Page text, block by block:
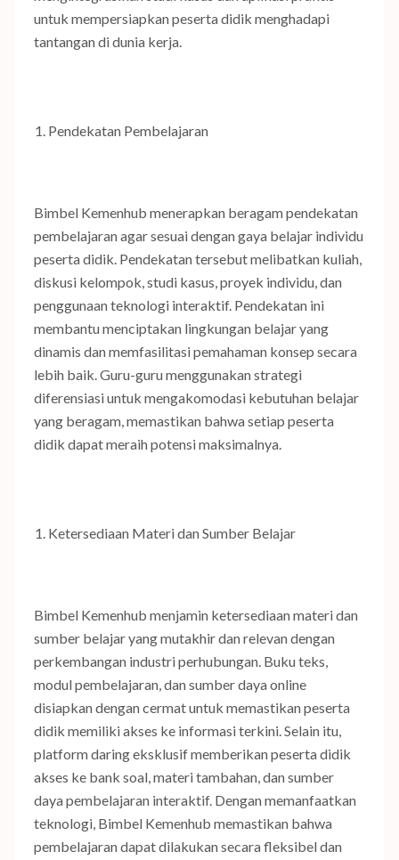
untuk mempersiapkan peserta didik menghadapi
tantangan di dunia kerja.
Pendekatan Pembelajaran
Bimbel Kemenhub menerapkan beragam pendekatan
pembelajaran agar sesuai dengan gaya belajar individu
peserta didik. Pendekatan tersebut melibatkan kuliah,
diskusi kelompok, studi kasus, proyek individu, dan
penggunaan teknologi interaktif. Pendekatan ini
membantu menciptakan lingkungan belajar yang
dinamis dan memfasilitasi pemahaman konsep secara
lebih baik. Guru-guru menggunakan strategi
diferensiasi untuk mengakomodasi kebutuhan belajar
yang beragam, memastikan bahwa setiap peserta
didik dapat meraih potensi maksimalnya.
Ketersediaan Materi dan Sumber Belajar
Bimbel Kemenhub menjamin ketersediaan materi dan
sumber belajar yang mutakhir dan relevan dengan
perkembangan industri perhubungan. Buku teks,
modul pembelajaran, dan sumber daya online
disiapkan dengan cermat untuk memastikan peserta
didik memiliki akses ke informasi terkini. Selain itu,
platform daring eksklusif memberikan peserta didik
akses ke bank soal, materi tambahan, dan sumber
daya pembelajaran interaktif. Dengan memanfaatkan
teknologi, Bimbel Kemenhub memastikan bahwa
pembelajaran dapat dilakukan secara fleksibel dan